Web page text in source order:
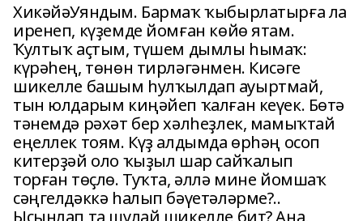
ХикәйәУяндым. Бармаҡ ҡыбырлатырға ла
иренеп, күҙемде йомған көйө ятам.
Ҡултыҡ аҫтым, түшем дымлы һымаҡ:
күрәһең, төнөн тирләгәнмен. Кисәге
шикелле башым һулҡылдап ауыртмай,
тын юлдарым киңәйеп ҡалған кеүек. Бөтә
тәнемдә рәхәт бер хәлһеҙлек, мамыҡтай
еңеллек тоям. Күҙ алдымда өрһәң осоп
китерҙәй оло ҡыҙыл шар сайҡалып
торған төҫлө. Туҡта, әллә мине йомшаҡ
сәңгелдәккә һалып бәүе­тәләрме?..
Ысынлап та шулай шикелле бит? Ана,